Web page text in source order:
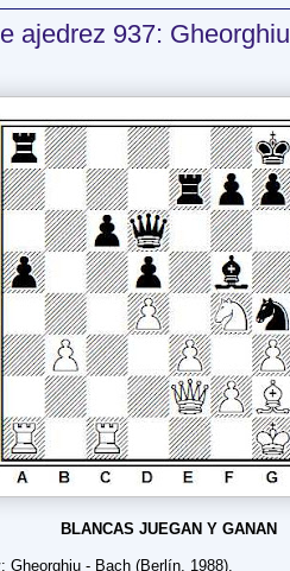
ajedrez 937:
BLANCAS JUEGAN Y GANAN
: Gheorghiu - Bach (Berlín, 1988).